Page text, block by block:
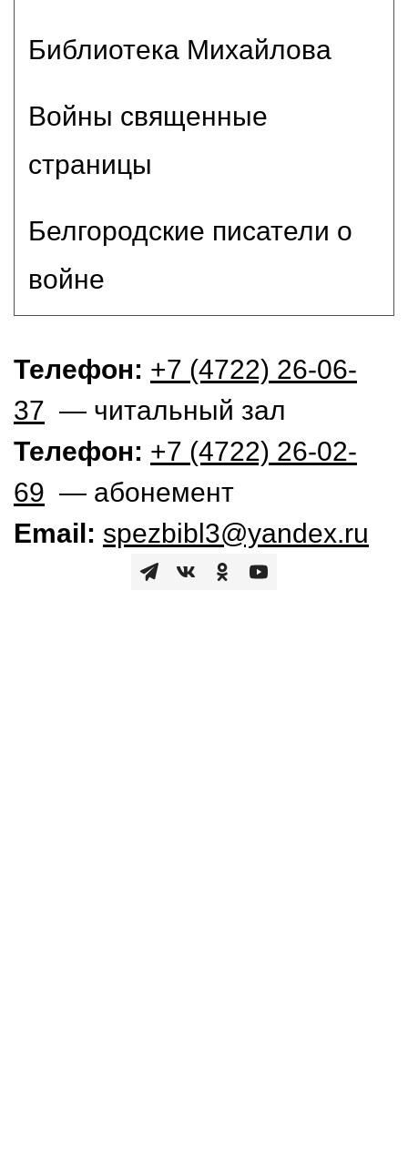
Библиотека Михайлова
Войны священные
страницы
Белгородские писатели о
войне
Телефон: +7 (4722) 26-06-
37 — читальный зал
Телефон: +7 (4722) 26-02-
69 — абонемент
Email: spezbibl3@yandex.ru